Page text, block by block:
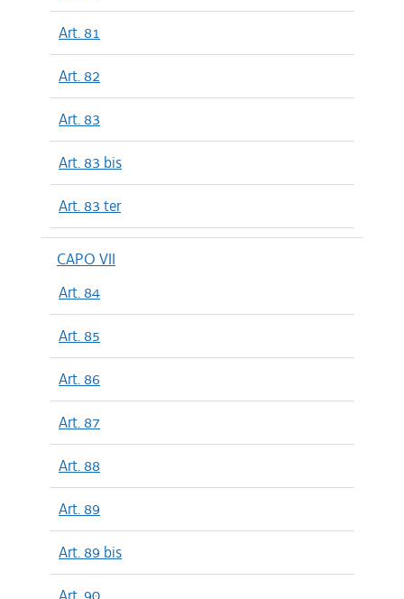
Art. 81
Art. 82
Art. 83
Art. 83 bis
Art. 83 ter
CAPO VII
Art. 84
Art. 85
Art. 86
Art. 87
Art. 88
Art. 89
Art. 89 bis